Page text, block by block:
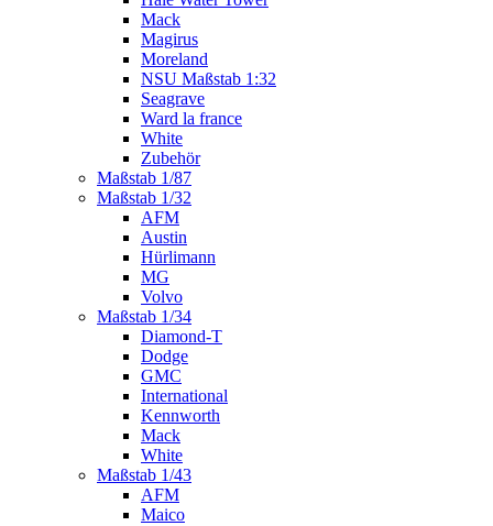
Mack
Magirus
Moreland
NSU Maßstab 1:32
Seagrave
Ward la france
White
Zubehör
Maßstab 1/87
Maßstab 1/32
AFM
Austin
Hürlimann
MG
Volvo
Maßstab 1/34
Diamond-T
Dodge
GMC
International
Kennworth
Mack
White
Maßstab 1/43
AFM
Maico